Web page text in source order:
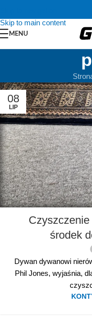
Skip to main content
MENU
08
LIP
środek
Dywan dywanowi
Phil Jones, wyjaśnia,